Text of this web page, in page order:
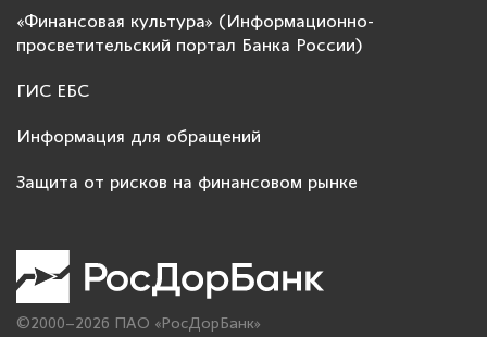
«Финансовая культура» (Информационно-
просветительский портал Банка России)
ГИС ЕБС
Информация для обращений
Защита от рисков на финансовом рынке
©2000–2026 ПАО «РосДорБанк»